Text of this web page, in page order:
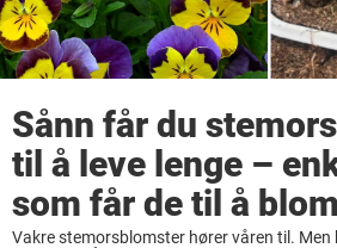
Sånn får du
til å leve lenge –
som får de til å
Vakre stemorsblomster hører våren til.